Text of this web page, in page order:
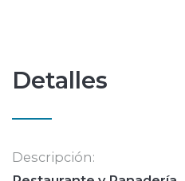
Detalles
Descripción: